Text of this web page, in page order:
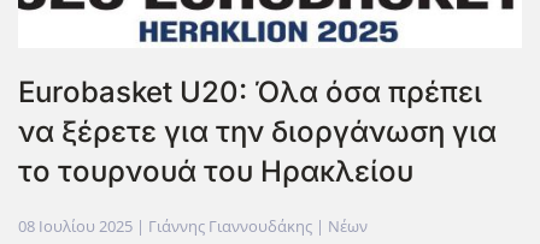
Eurobasket U20: Όλα όσα πρέπει
να ξέρετε για την διοργάνωση για
το τουρνουά του Ηρακλείου
08 Ιουλίου 2025 | Γιάννης Γιαννουδάκης | Νέων